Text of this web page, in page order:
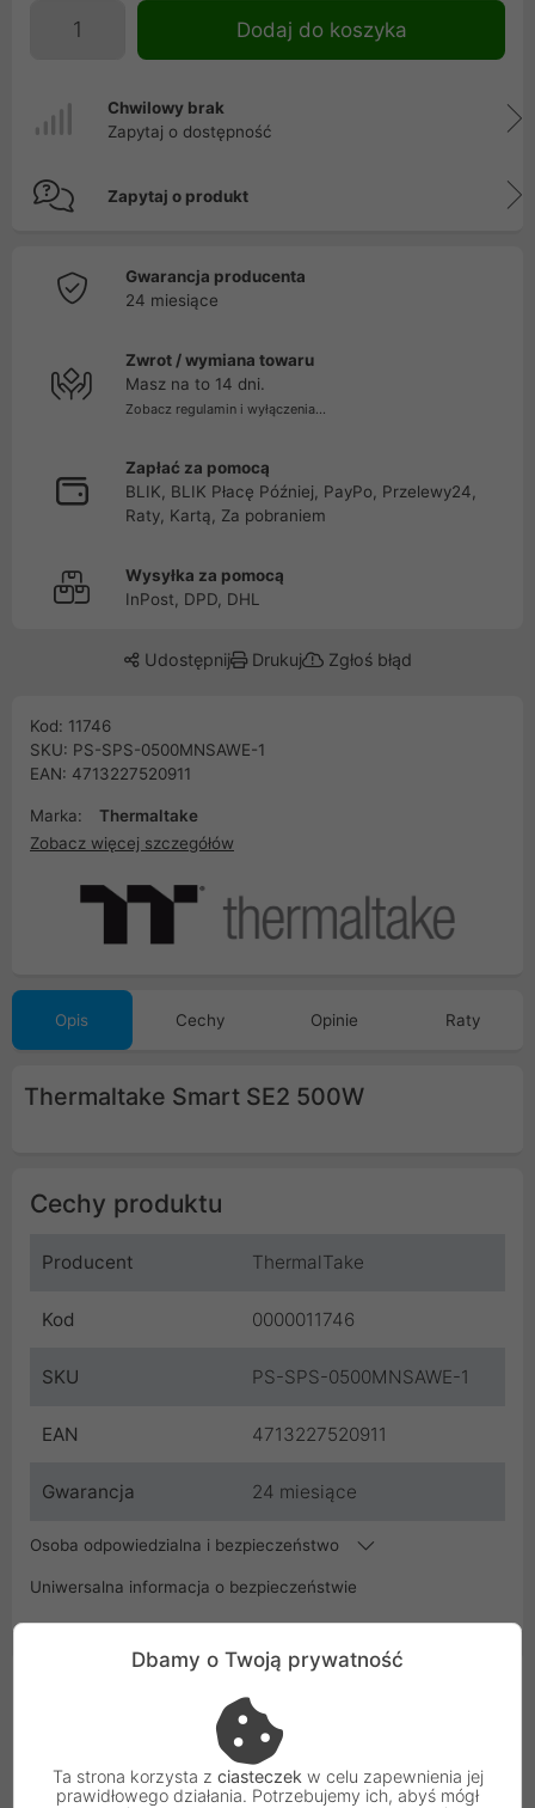
Dodaj do koszyka
Chwilowy brak
Zapytaj o dostępność
Zapytaj o produkt
Gwarancja producenta
24 miesiące
Zwrot / wymiana towaru
Masz na to 14 dni.
Zobacz regulamin i wyłączenia...
Zapłać za pomocą
BLIK, BLIK Płacę Później, PayPo, Przelewy24,
Raty, Kartą, Za pobraniem
Wysyłka za pomocą
InPost, DPD, DHL
Udostępnij Drukuj Zgłoś błąd
Kod: 11746
SKU: PS-SPS-0500MNSAWE-1
EAN: 4713227520911
Marka:
Thermaltake
Zobacz więcej szczegółów
Opis Cechy Opinie Raty
Thermaltake Smart SE2 500W
Cechy produktu
Producent ThermalTake
Kod 0000011746
SKU PS-SPS-0500MNSAWE-1
EAN 4713227520911
Gwarancja 24 miesiące
Osoba odpowiedzialna i bezpieczeństwo
Uniwersalna informacja o bezpieczeństwie
Dbamy o Twoją prywatność
Ta strona korzysta z ciasteczek w celu zapewnienia jej
prawidłowego działania. Potrzebujemy ich, abyś mógł